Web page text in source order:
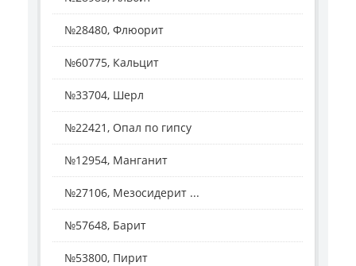
№28480, Флюорит
№60775, Кальцит
№33704, Шерл
№22421, Опал по гипсу
№12954, Манганит
№27106, Мезосидерит ...
№57648, Барит
№53800, Пирит